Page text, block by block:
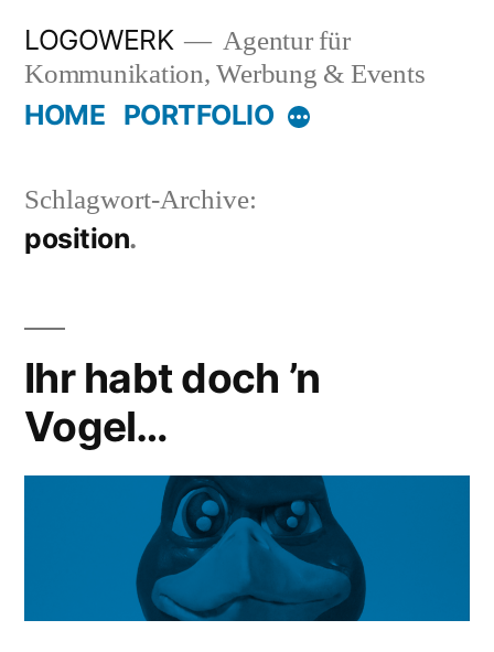
Inhalt
springen
LOGOWERK
Agentur für
Kommunikation, Werbung & Events
HOME PORTFOLIO Mehr
Schlagwort-Archive:
position
Ihr habt doch ’n
Vogel…